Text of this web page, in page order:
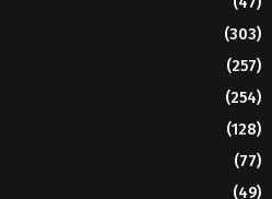
(303)
(257)
(254)
(128)
(77)
(49)